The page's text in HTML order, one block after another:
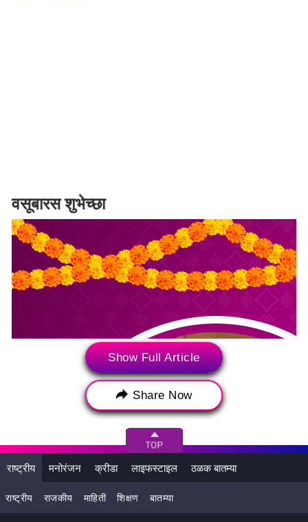
वसूबारस शुभेच्छा
Show Full Article
Share Now
राष्ट्रीय मनोरंजन क्रीडा लाइफस्टाइल ठळक बातम्या
राष्ट्रीय राजकीय माहिती शिक्षण बातम्या